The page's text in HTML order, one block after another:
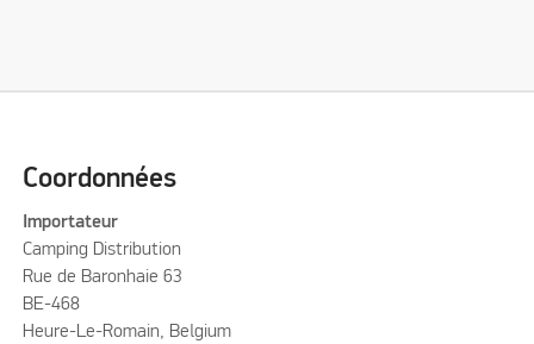
Coordonnées
Importateur
Camping Distribution
Rue de Baronhaie 63
BE-468
Heure-Le-Romain, Belgium